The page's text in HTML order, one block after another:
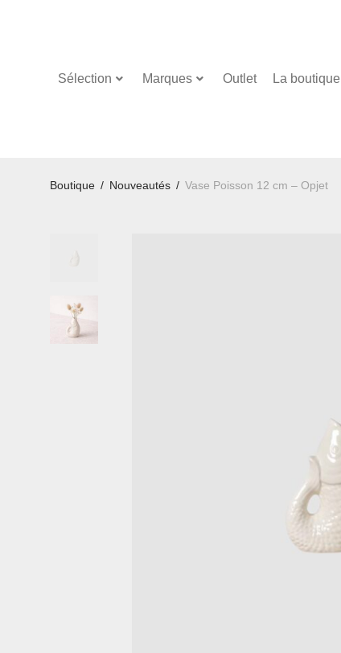
Sélection Marques Outlet La boutique
Boutique / Nouveautés / Vase Poisson 12 cm – Opjet